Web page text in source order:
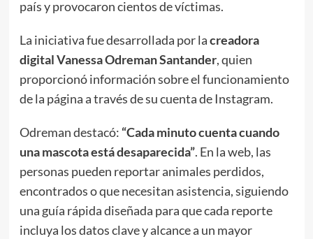
país y provocaron cientos de víctimas.
La iniciativa fue desarrollada por lacreadora
digital Vanessa Odreman Santander, quien
proporcionó información sobre el funcionamiento
de la página a través de su cuenta de Instagram.
Odreman destacó: “Cada minuto cuenta cuando
una mascota está desaparecida”. En la web, las
personas pueden reportar animales perdidos,
encontrados o que necesitan asistencia, siguiendo
una guía rápida diseñada para que cada reporte
incluya los datos clave y alcance a un mayor